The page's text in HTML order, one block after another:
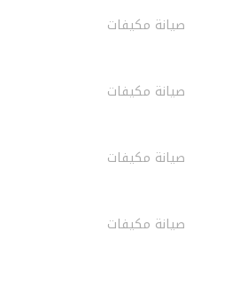
صيانة مكيفات
صيانة مكيفات
صيانة مكيفات
صيانة مكيفات